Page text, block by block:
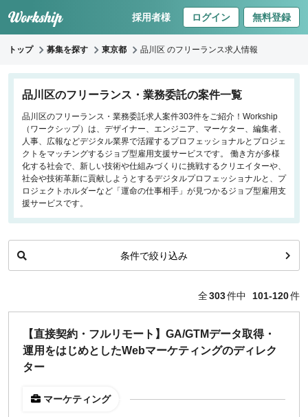
採用者様 ログイン 無料登録
トップ 募集を探す 東京都 品川区 のフリーランス求人情報
品川区のフリーランス・業務委託の案件一覧
品川区のフリーランス・業務委託求人案件303件をご紹介！Workship
（ワークシップ）は、デザイナー、エンジニア、マーケター、編集者、
人事、広報などデジタル業界で活躍するプロフェッショナルとプロジェ
クトをマッチングするジョブ型雇用支援サービスです。 働き方が多様
化する社会で、新しい技術や仕組みづくりに挑戦するクリエイターや、
社会や技術革新に貢献しようとするデジタルプロフェッショナルと、プ
ロジェクトホルダーなど「運命の仕事相手」が見つかるジョブ型雇用支
援サービスです。
条件で絞り込み
キーワードで探す
職種
フロントエンドエンジニア
バックエンドエンジニア
インフラエンジニア
iOS/Androidアプリエンジニア
データサイエンティスト
出社希望
特徴
全303件中 101-120件
【直接契約・フルリモート】GA/GTMデータ取得・
運用をはじめとしたWebマーケティングのディレク
ター
マーケティング